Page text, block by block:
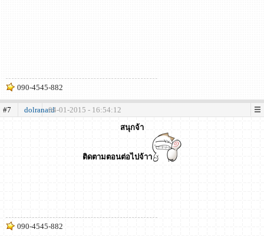
090-4545-882
#7 dolranard04-01-2015 - 16:54:12
สนุกจ้า
ติดตามตอนต่อไปจ้าา
090-4545-882